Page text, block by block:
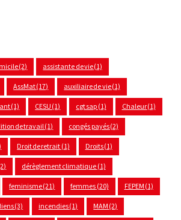
(2) assistante de vie(1)
AssMat(17) auxiliaire de vie(1)
(1) CESU (1) cgt sap (1) Chaleur(1)
de travail (1) congés payés(2)
Droit de retrait (1) Droits(1)
dérèglement climatique (1)
feminisme(21) femmes (20) FEPEM (1)
(3) incendies(1) MAM (2)